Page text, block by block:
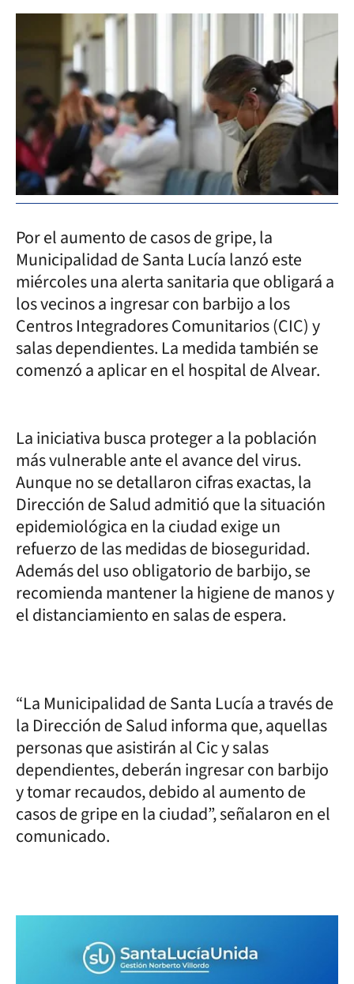
Por el aumento de casos de gripe, la
Municipalidad de Santa Lucía lanzó este
miércoles una alerta sanitaria que obligará a
los vecinos a ingresar con barbijo a los
Centros Integradores Comunitarios (CIC) y
salas dependientes. La medida también se
comenzó a aplicar en el hospital de Alvear.
La iniciativa busca proteger a la población
más vulnerable ante el avance del virus.
Aunque no se detallaron cifras exactas, la
Dirección de Salud admitió que la situación
epidemiológica en la ciudad exige un
refuerzo de las medidas de bioseguridad.
Además del uso obligatorio de barbijo, se
recomienda mantener la higiene de manos y
el distanciamiento en salas de espera.
“La Municipalidad de Santa Lucía a través de
la Dirección de Salud informa que, aquellas
personas que asistirán al Cic y salas
dependientes, deberán ingresar con barbijo
y tomar recaudos, debido al aumento de
casos de gripe en la ciudad”, señalaron en el
comunicado.